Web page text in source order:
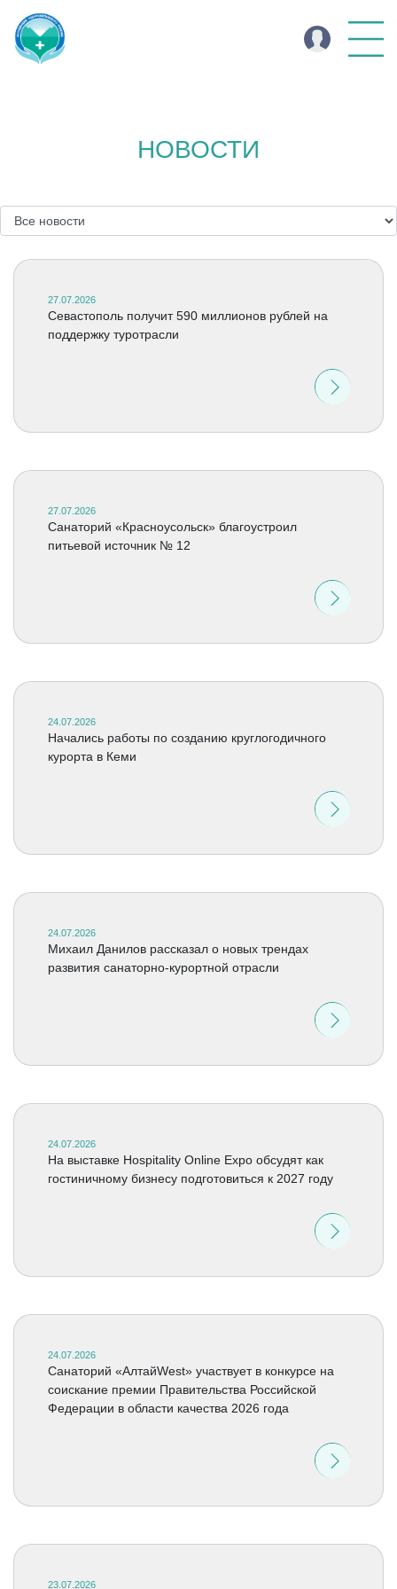
НОВОСТИ
27.07.2026
Севастополь получит 590 миллионов рублей на
поддержку туротрасли
27.07.2026
Санаторий «Красноусольск» благоустроил
питьевой источник № 12
24.07.2026
Начались работы по созданию круглогодичного
курорта в Кеми
24.07.2026
Михаил Данилов рассказал о новых трендах
развития санаторно-курортной отрасли
24.07.2026
На выставке Hospitality Online Expo обсудят как
гостиничному бизнесу подготовиться к 2027 году
24.07.2026
Санаторий «АлтайWest» участвует в конкурсе на
соискание премии Правительства Российской
Федерации в области качества 2026 года
23.07.2026